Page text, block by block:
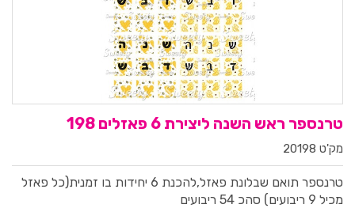
טרנספר ראש השנה ליצירת 6 פאזלים 198
מק'ט 20198
טרנספר תואם שבלונת פאזל,להכנת 6 יחידות בו זמנית(כל פאזל
מכיל 9 ריבועים) סהכ 54 ריבועים